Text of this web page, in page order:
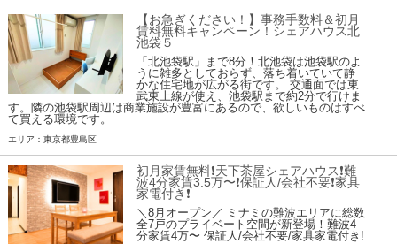
【お急ぎください！】事務手数料＆初月
賃料無料キャンペーン！シェアハウス北
池袋５
「北池袋駅」まで8分！北池袋は池袋駅のよ
うに雑多としておらず、落ち着いていて静
かな住宅地が広がる街です。 交通面では東
武東上線が使え、池袋駅まで約2分で行けま
す。隣の池袋駅周辺は商業施設が豊富にあるので、欲しいものはすべ
て買える環境です。
エリア：東京都豊島区
初月家賃無料❗️天下茶屋シェアハウス❗️難
波4分家賃3.5万〜❗️保証人/会社不要❗️家具
家電付き❗
＼8月オープン／ ミナミの難波エリアに総数
全7戸のプライベート空間が新登場！難波4
分家賃4万〜 保証人/会社不要/家具家電付き!